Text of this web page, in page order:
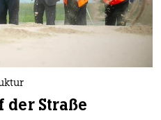
der Straße